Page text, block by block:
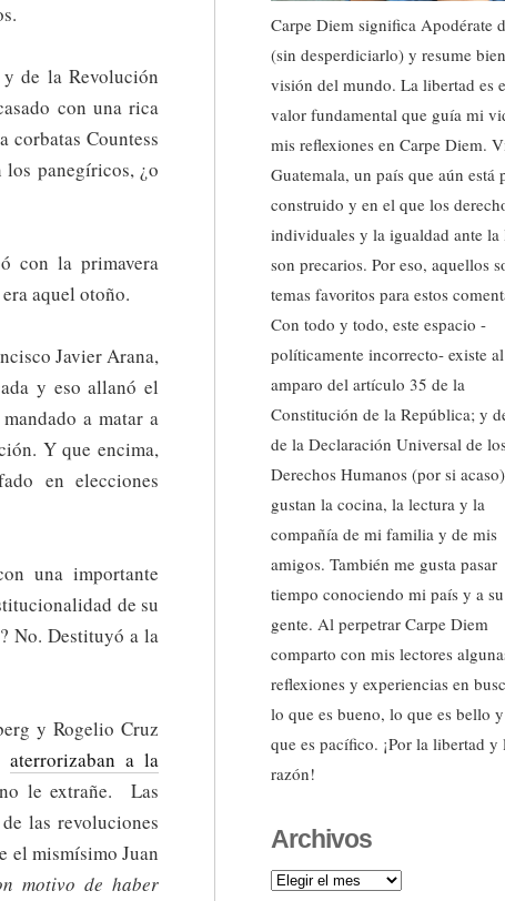
de la Revolución
con una rica
corbatas Countess
panegíricos, ¿o
con la primavera
aquel otoño.
Javier Arana,
y eso allanó el
a matar a
Y que encima,
en elecciones
una importante
de su
No. Destituyó a la
y Rogelio Cruz
aterrorizaban a la
le extrañe. Las
las revoluciones
el mismísimo Juan
motivo de haber
Carpe Diem significa Apodérate
(sin desperdiciarlo) y resume
visión del mundo. La libertad es
valor fundamental que guía mi
mis reflexiones en Carpe Diem.
Guatemala, un país que aún está
construido y en el que los
individuales y la igualdad ante la
son precarios. Por eso, aquellos
temas favoritos para estos
Con todo y todo, este espacio -
políticamente incorrecto- existe al
amparo del artículo 35 de la
Constitución de la República; y
de la Declaración Universal de
Derechos Humanos (por si
gustan la cocina, la lectura y la
compañía de mi familia y de mis
amigos. También me gusta pasar
tiempo conociendo mi país y a su
gente. Al perpetrar Carpe Diem
comparto con mis lectores
reflexiones y experiencias en
lo que es bueno, lo que es bello
que es pacífico. ¡Por la libertad y
razón!
Archivos
Archivos